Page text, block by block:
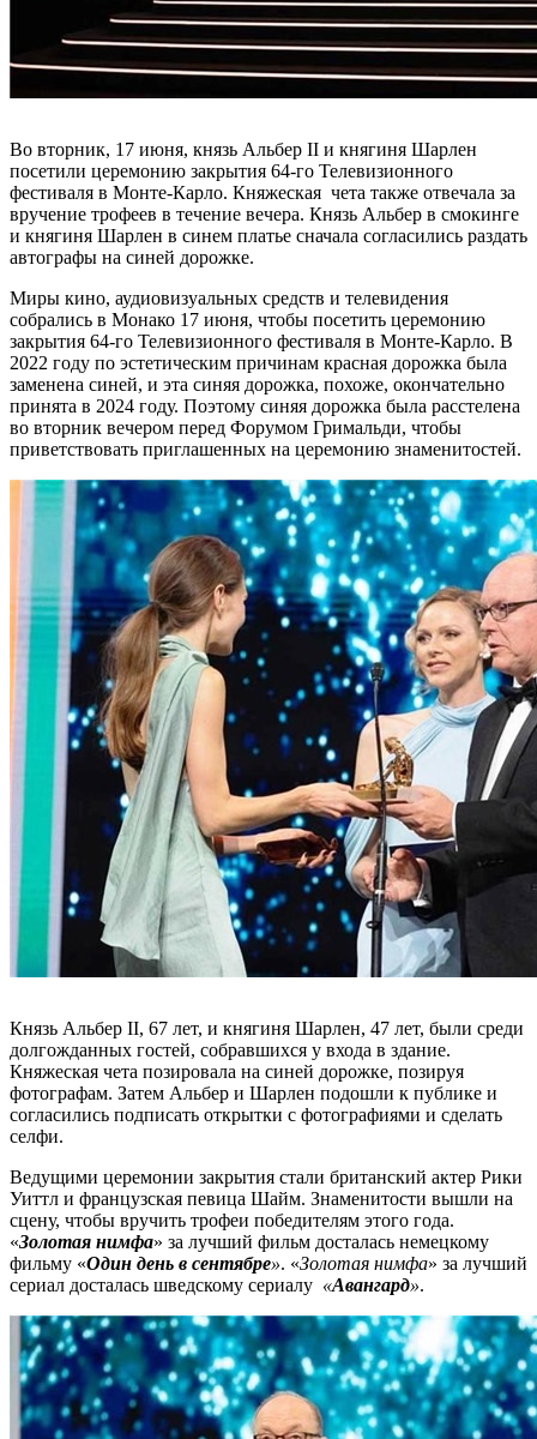
Во вторник, 17 июня, князь Альбер II и княгиня Шарлен
посетили церемонию закрытия 64-го Телевизионного
фестиваля в Монте-Карло. Княжеская чета также отвечала за
вручение трофеев в течение вечера. Князь Альбер в смокинге
и княгиня Шарлен в синем платье сначала согласились раздать
автографы на синей дорожке.
Миры кино, аудиовизуальных средств и телевидения
собрались в Монако 17 июня, чтобы посетить церемонию
закрытия 64-го Телевизионного фестиваля в Монте-Карло. В
2022 году по эстетическим причинам красная дорожка была
заменена синей, и эта синяя дорожка, похоже, окончательно
принята в 2024 году. Поэтому синяя дорожка была расстелена
во вторник вечером перед Форумом Гримальди, чтобы
приветствовать приглашенных на церемонию знаменитостей.
Князь Альбер II, 67 лет, и княгиня Шарлен, 47 лет, были среди
долгожданных гостей, собравшихся у входа в здание.
Княжеская чета позировала на синей дорожке, позируя
фотографам. Затем Альбер и Шарлен подошли к публике и
согласились подписать открытки с фотографиями и сделать
селфи.
Ведущими церемонии закрытия стали британский актер Рики
Уиттл и французская певица Шайм. Знаменитости вышли на
сцену, чтобы вручить трофеи победителям этого года.
«Золотая нимфа» за лучший фильм досталась немецкому
фильму «Один день в сентябре». «Золотая нимфа» за лучший
сериал досталась шведскому сериалу «Авангард».